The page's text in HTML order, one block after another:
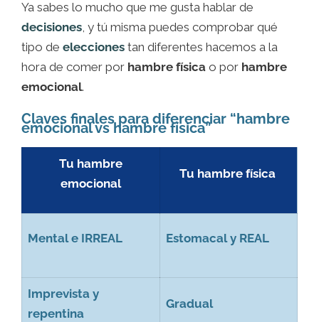
Ya sabes lo mucho que me gusta hablar de
decisiones , y tú misma puedes comprobar qué
tipo de elecciones tan diferentes hacemos a la
hora de comer por hambre física o por hambre
emocional.
Claves finales para diferenciar “hambre
emocional vs hambre física”
Tu hambre
emocional
Tu hambre física
Mental e IRREAL Estomacal y REAL
Imprevista y
repentina
Gradual